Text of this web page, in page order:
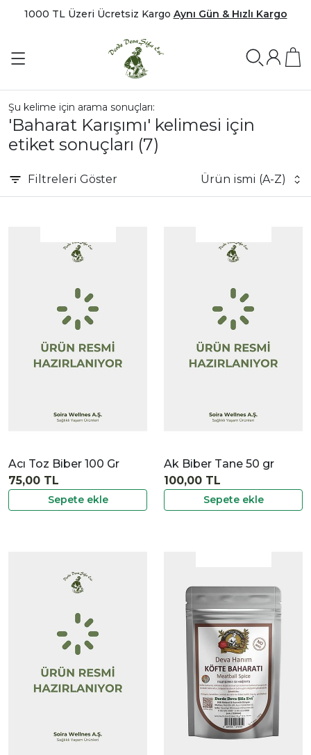
1000 TL Üzeri Ücretsiz Kargo Aynı Gün & Hızlı Kargo
Şu kelime için arama sonuçları:
'Baharat Karışımı' kelimesi için
etiket sonuçları (7)
Filtreleri Göster Ürün ismi (A-Z)
Acı Toz Biber 100 Gr
Sepete ekle
75,00 TL
Ak Biber Tane 50 gr
Sepete ekle
100,00 TL